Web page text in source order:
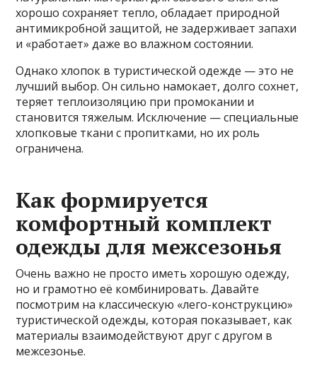
хорошо сохраняет тепло, обладает природной
антимикробной защитой, не задерживает запахи
и «работает» даже во влажном состоянии.
Однако хлопок в туристической одежде — это не
лучший выбор. Он сильно намокает, долго сохнет,
теряет теплоизоляцию при промокании и
становится тяжелым. Исключение — специальные
хлопковые ткани с пропитками, но их роль
ограничена.
Как формируется
комфортный комплект
одежды для межсезонья
Очень важно не просто иметь хорошую одежду,
но и грамотно её комбинировать. Давайте
посмотрим на классическую «лего-конструкцию»
туристической одежды, которая показывает, как
материалы взаимодействуют друг с другом в
межсезонье.